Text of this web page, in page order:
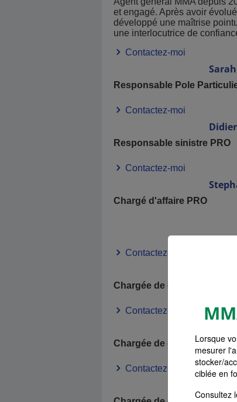
et engagé. Après avoir
développé une maîtrise
une interlocutrice de
Contactez-moi
Sarah
Responsable Pole
Contactez-moi
Didier
Responsable sinistre PRO
Contactez-moi
Chargé d'affaire PRO
Contactez-moi
Chargée de clientèle
Contactez-moi
Chargée de clientèle
Contactez-moi
Lorsque
mesurer
stocker/
ciblée en
Consultez